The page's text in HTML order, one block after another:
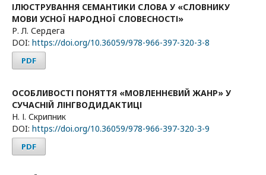
ІЛЮСТРУВАННЯ СЕМАНТИКИ СЛОВА У «СЛОВНИКУ
МОВИ УСНОЇ НАРОДНОЇ СЛОВЕСНОСТІ»
Р. Л. Сердега
DOI: https://doi.org/10.36059/978-966-397-320-3-8
PDF
ОСОБЛИВОСТІ ПОНЯТТЯ «МОВЛЕННЄВИЙ ЖАНР» У
СУЧАСНІЙ ЛІНГВОДИДАКТИЦІ
Н. І. Скрипник
DOI: https://doi.org/10.36059/978-966-397-320-3-9
PDF